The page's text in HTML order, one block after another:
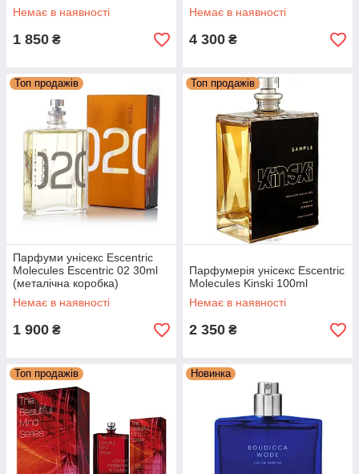
Немає в наявності
1 850 ₴
Немає в наявності
4 300 ₴
Топ продажів
Парфуми унісекс Escentric
Molecules Escentric 02 30ml
(металічна коробка)
Немає в наявності
1 900 ₴
Топ продажів
Парфумерія унісекс Escentric
Molecules Kinski 100ml
Немає в наявності
2 350 ₴
Топ продажів Новинка